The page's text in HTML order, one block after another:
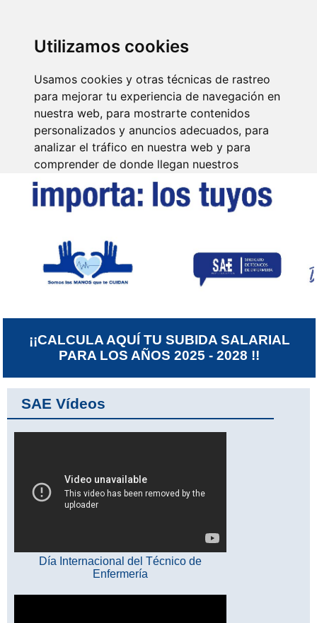
Utilizamos cookies
Usamos cookies y otras técnicas de rastreo
para mejorar tu experiencia de navegación en
nuestra web, para mostrarte contenidos
personalizados y anuncios adecuados, para
analizar el tráfico en nuestra web y para
comprender de donde llegan nuestros
visitantes.
Configurar
¡¡CALCULA AQUÍ TU SUBIDA SALARIAL
PARA LOS AÑOS 2025 - 2028 !!
SAE Vídeos
Día Internacional del Técnico de
Enfermería